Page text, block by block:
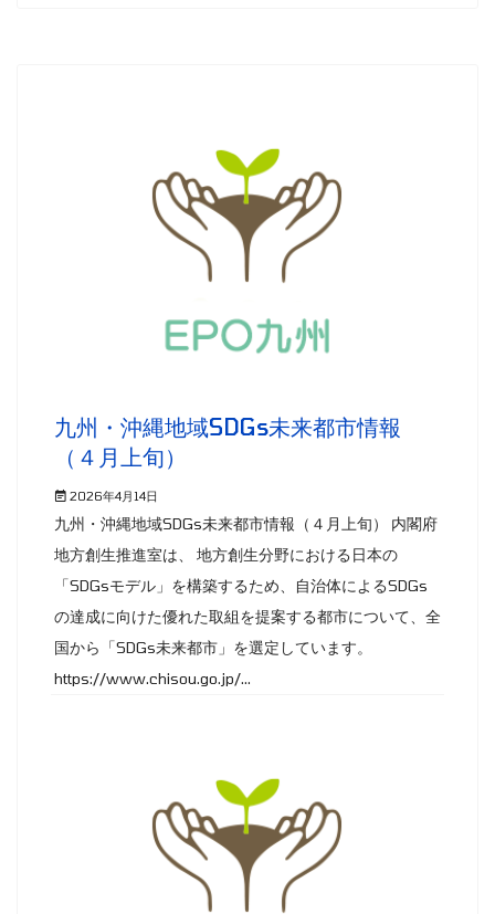
九州・沖縄地域SDGs未来都市情報
（４月上旬）
2026年4月14日
九州・沖縄地域SDGs未来都市情報（４月上旬） 内閣府
地方創生推進室は、 地方創生分野における日本の
「SDGsモデル」を構築するため、自治体によるSDGs
の達成に向けた優れた取組を提案する都市について、全
国から「SDGs未来都市」を選定しています。
https://www.chisou.go.jp/...